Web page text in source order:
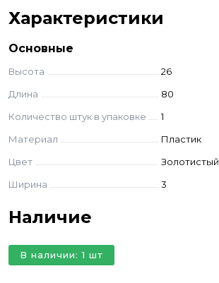
Характеристики
Основные
Высота
26
Длина
80
Количество штук в упаковке
1
Материал
Пластик
Цвет
Золотистый
Ширина
3
Наличие
В наличии: 1 шт